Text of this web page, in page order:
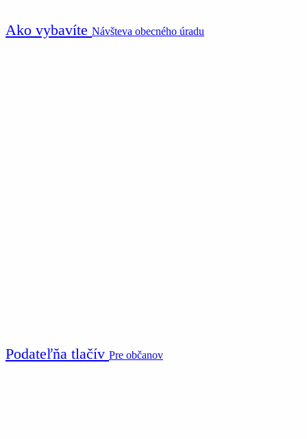
Ako vybavíte Návšteva obecného úradu
Podateľňa tlačív Pre občanov